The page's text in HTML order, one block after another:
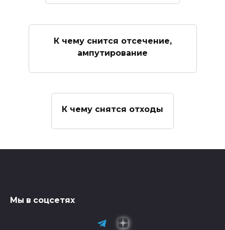
К чему снится отсечение,
ампутирование
К чему снятся отходы
Мы в соцсетях